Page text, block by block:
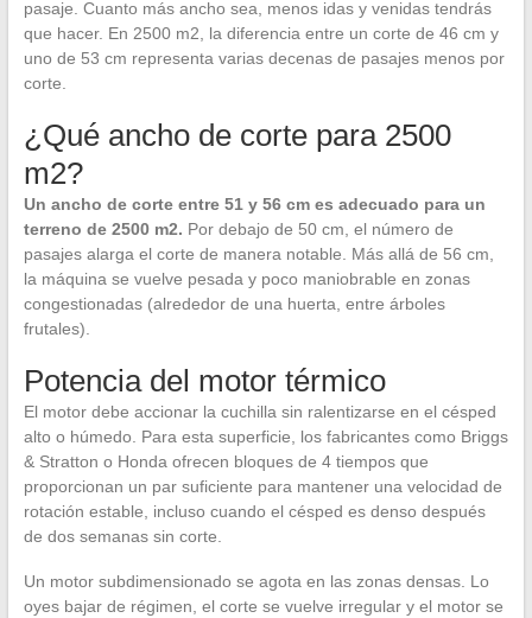
pasaje. Cuanto más ancho sea, menos idas y venidas tendrás
que hacer. En 2500 m2, la diferencia entre un corte de 46 cm y
uno de 53 cm representa varias decenas de pasajes menos por
corte.
¿Qué ancho de corte para 2500
m2?
Un ancho de corte entre 51 y 56 cm es adecuado para un
terreno de 2500 m2. Por debajo de 50 cm, el número de
pasajes alarga el corte de manera notable. Más allá de 56 cm,
la máquina se vuelve pesada y poco maniobrable en zonas
congestionadas (alrededor de una huerta, entre árboles
frutales).
Potencia del motor térmico
El motor debe accionar la cuchilla sin ralentizarse en el césped
alto o húmedo. Para esta superficie, los fabricantes como Briggs
& Stratton o Honda ofrecen bloques de 4 tiempos que
proporcionan un par suficiente para mantener una velocidad de
rotación estable, incluso cuando el césped es denso después
de dos semanas sin corte.
Un motor subdimensionado se agota en las zonas densas. Lo
oyes bajar de régimen, el corte se vuelve irregular y el motor se